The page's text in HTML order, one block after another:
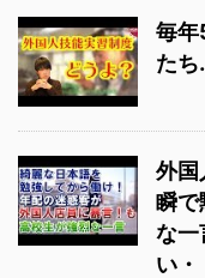
毎年
た
外国
瞬で
な一
い・